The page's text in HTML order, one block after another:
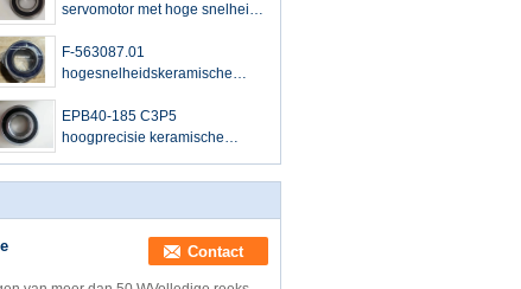
60*130*31mm
servomotor met hoge snelheid
dubbele afdichtingen van
35x72x23 mm
F-563087.01
hogesnelheidskeramische
50*90*23mm
EPB40-185 C3P5
hoogprecisie keramische
40*80*30mm
Contact